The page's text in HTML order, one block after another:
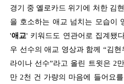
경기 중 옐로카드 위기에 처한 김
을 호소하는 애교 넘치는 모습이
'애교' 키워드도 연관어로 집계됐
우 선수의 애교 영상과 함께 “김
라이나 선수”라고 올린 트윗은 2
만 2천 건 가량의 마음에 들어요